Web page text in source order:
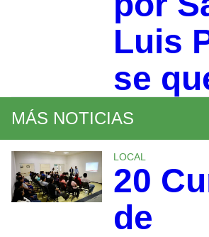
Luis
se
MÁS NOTICIAS
LOCAL
20
de